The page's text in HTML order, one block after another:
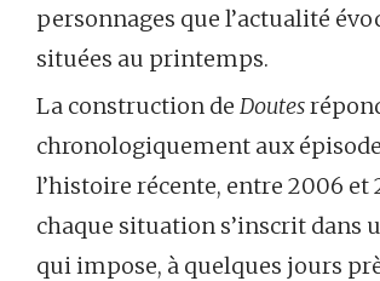
personnages que l’actualité
situées au printemps.
La construction de Doutes
chronologiquement aux
l’histoire récente, entre 2006 et
chaque situation s’inscrit dans
qui impose, à quelques jours